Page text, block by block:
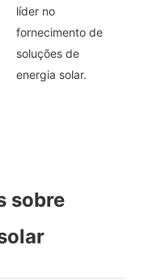
líder no
fornecimento de
soluções de
energia solar.
sobre